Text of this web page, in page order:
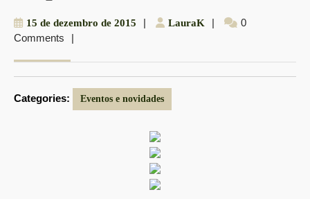
15 de dezembro de 2015 15| LauraK LauraK
|
0
Comments
|
Categories: Eventos e novidades